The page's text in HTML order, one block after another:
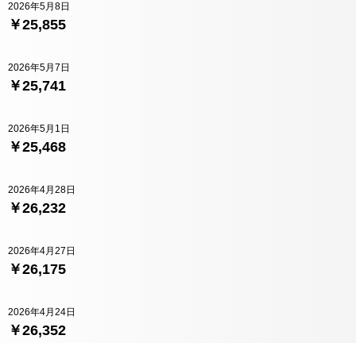
￥25,855
2026年5月8日
￥25,741
2026年5月7日
￥25,468
2026年5月1日
￥26,232
2026年4月28日
￥26,175
2026年4月27日
￥26,352
2026年4月24日